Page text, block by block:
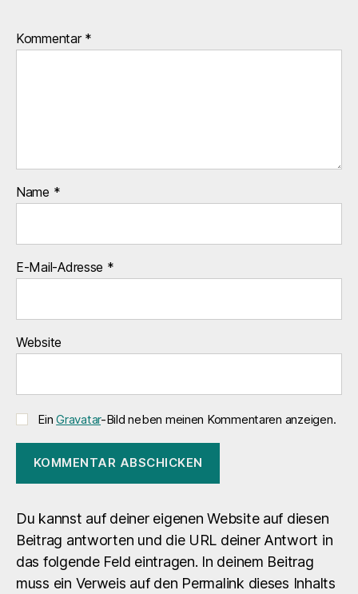
Kommentar *
Name *
E-Mail-Adresse *
Website
EinGravatar-Bild neben meinen Kommentaren anzeigen.
Du kannst auf deiner eigenen Website auf diesen
Beitrag antworten und die URL deiner Antwort in
das folgende Feld eintragen. In deinem Beitrag
muss ein Verweis auf den Permalink dieses Inhalts